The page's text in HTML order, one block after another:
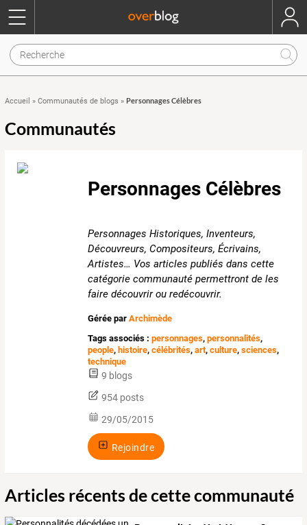
Accueil » Communautés de blogs » Personnages Célèbres
Communautés
Personnages Célèbres
Personnages Historiques, Inventeurs,
Découvreurs, Compositeurs, Écrivains,
Artistes… Vos articles publiés dans cette
catégorie communauté permettront de les
faire découvrir ou redécouvrir.
Gérée parArchimède
Tags associés : personnages,personnalités,
people, histoire,célébrités,art,culture,sciences,
technique
9 blogs
954 posts
29/05/2015
Rejoindre
Articles récents de cette communauté